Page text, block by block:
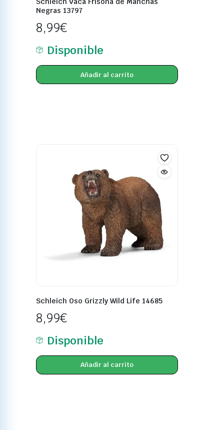
Negras 13797
8,99€
Disponible
Añadir al carrito
Schleich Oso Grizzly Wild Life 14685
8,99€
Disponible
Añadir al carrito